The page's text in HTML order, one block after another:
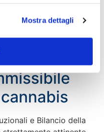
Mostra dettagli
di Governo’.
e Bilancio della